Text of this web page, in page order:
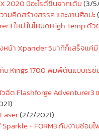
2020 มีอะไรดีขึ้นจากเดิม(3/
ามคิดสร้างสรรค และงานศิลปะ
ใหม่ ในโหมดHigh Temp ด้ว
หน้า Xpander 5นาทีก็เสร็จแค่มี
บ Kings 1700 พิมพ์ต้นแบบเร
ฉีด Flashforge Adventurer3
(2/2/2021)
+ FORM3 กับงานซ่อมไ